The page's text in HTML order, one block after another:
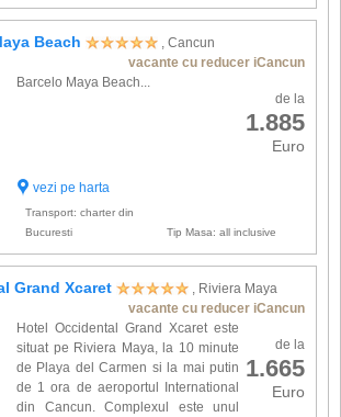
Beach
, Cancun
vacante cu reducer iCancun
de la
1.885
Euro
Barcelo Maya Beach...
vezi pe harta
Transport: charter din
Bucuresti
Tip Masa: all inclusive
Grand Xcaret
, Riviera Maya
vacante cu reducer iCancun
de la
1.665
Euro
Hotel Occidental Grand Xcaret este
situat pe Riviera Maya, la 10 minute
de Playa del Carmen si la mai putin
de 1 ora de aeroportul International
din Cancun. Complexul este unul